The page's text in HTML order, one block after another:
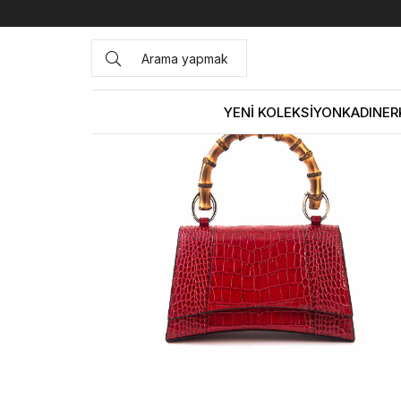
YENİ KOLEKSİYONKADIN
Anasayfa ÇANTA&AKSESUAR KADIN Omuz Çantası